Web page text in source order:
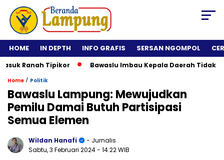
HOME IN DEPTH INFO GRAFIS SERSAN NGOMPOL
Tipikor Bawaslu Imbau Kepala Daerah Tidak Rolling
Home / Politik
Bawaslu Lampung: Mewujudkan
Pemilu Damai Butuh Partisipasi
Semua Elemen
Wildan Hanafi
- Jurnalis
Sabtu, 3 Februari 2024- 14:22 WIB